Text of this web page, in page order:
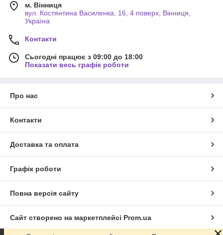
м. Вінниця
вул. Костянтина Василенка, 16, 4 поверх, Вінниця,
Україна
Контакти
Сьогодні працює з 09:00 до 18:00
Показати весь графік роботи
Про нас
Контакти
Доставка та оплата
Графік роботи
Повна версія сайту
Сайт створено на маркетплейсі Prom.ua